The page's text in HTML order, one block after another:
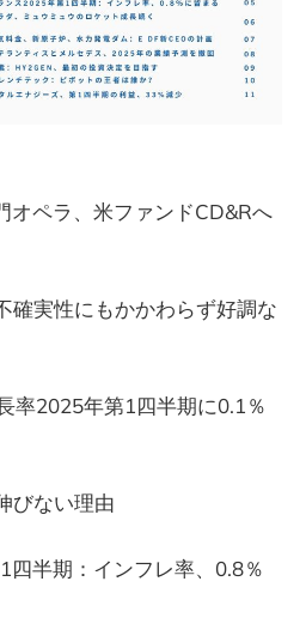
ペラ、米ファンドCD&Rへ
実性にもかかわらず好調な
率2025年第1四半期に0.1％
びない理由
半期：インフレ率、0.8％